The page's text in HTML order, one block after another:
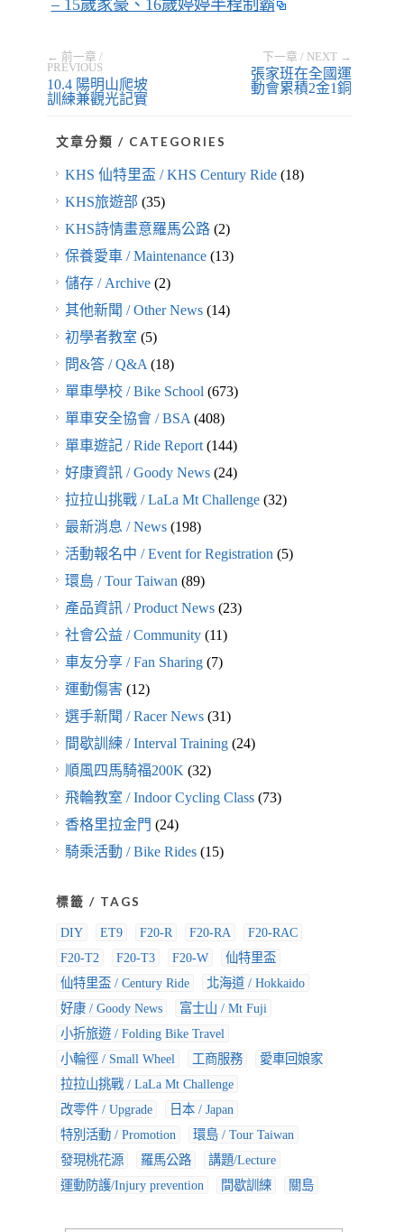
– 15歲家豪、16歲婷婷半程制霸
← 前一章 /
PREVIOUS
10.4 陽明山爬坡
訓練兼觀光記實
下一章 / NEXT →
張家班在全國運
動會累積2金1銅
文章分類 / CATEGORIES
KHS 仙特里盃 / KHS Century Ride(18)
KHS旅遊部 (35)
KHS詩情畫意羅馬公路(2)
保養愛車 / Maintenance(13)
儲存 / Archive(2)
其他新聞 / Other News(14)
初學者教室 (5)
問&答 / Q&A(18)
單車學校 / Bike School(673)
單車安全協會 / BSA(408)
單車遊記 / Ride Report(144)
好康資訊 / Goody News(24)
拉拉山挑戰 / LaLa Mt Challenge(32)
最新消息 / News(198)
活動報名中 / Event for Registration(5)
環島 / Tour Taiwan(89)
產品資訊 / Product News(23)
社會公益 / Community(11)
車友分享 / Fan Sharing(7)
運動傷害(12)
選手新聞 / Racer News(31)
間歇訓練 / Interval Training(24)
順風四馬騎福200K(32)
飛輪教室 / Indoor Cycling Class(73)
香格里拉金門 (24)
騎乘活動 / Bike Rides(15)
標籤 / TAGS
DIY ET9 F20-R F20-RA
F20-RAC
F20-T2
F20-T3 F20-W
仙特里盃
仙特里盃 / Century Ride
北海道 / Hokkaido
好康 / Goody News
富士山 / Mt Fuji
小折旅遊 / Folding Bike Travel
小輪徑 / Small Wheel
工商服務
愛車回娘家
拉拉山挑戰 / LaLa Mt Challenge
改零件 / Upgrade
日本 / Japan
特別活動 / Promotion
環島 / Tour Taiwan
發現桃花源
羅馬公路
講題/Lecture
運動防護/Injury prevention
間歇訓練 關島